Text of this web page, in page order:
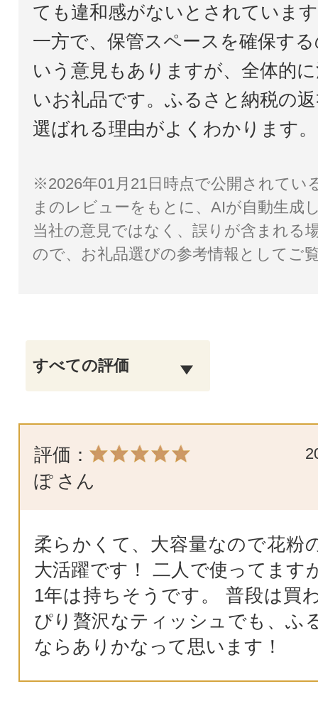
ても違和感がないとされていま
一方で、保管スペースを確保す
いう意見もありますが、全体的
いお礼品です。ふるさと納税の
選ばれる理由がよくわかります。
※2026年01月21日時点で公開されてい
まのレビューをもとに、AIが自動生成
当社の意見ではなく、誤りが含まれる
ので、お礼品選びの参考情報としてご
評価：
ぽ さん
柔らかくて、大容量なので花粉
大活躍です！ 二人で使ってます
1年は持ちそうです。 普段は買
ぴり贅沢なティッシュでも、ふ
ならありかなって思います！